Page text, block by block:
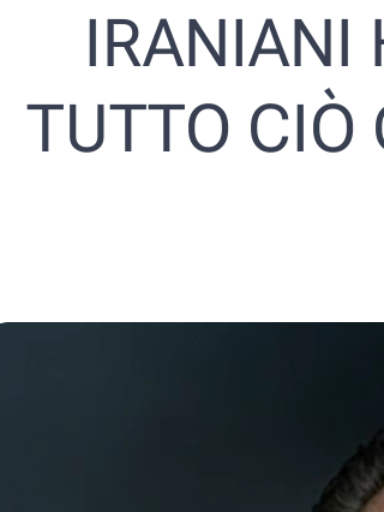
IRANIANI
TUTTO CIÒ